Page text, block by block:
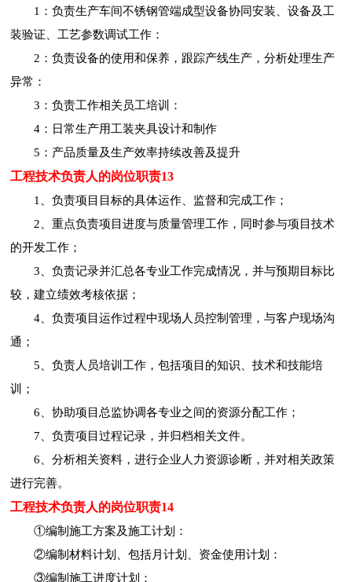
1：负责生产车间不锈钢管端成型设备协同安装、设备及工
装验证、工艺参数调试工作：
2：负责设备的使用和保养，跟踪产线生产，分析处理生产
异常：
3：负责工作相关员工培训：
4：日常生产用工装夹具设计和制作
5：产品质量及生产效率持续改善及提升
工程技术负责人的岗位职责13
1、负责项目目标的具体运作、监督和完成工作；
2、重点负责项目进度与质量管理工作，同时参与项目技术
的开发工作；
3、负责记录并汇总各专业工作完成情况，并与预期目标比
较，建立绩效考核依据；
4、负责项目运作过程中现场人员控制管理，与客户现场沟
通；
5、负责人员培训工作，包括项目的知识、技术和技能培
训；
6、协助项目总监协调各专业之间的资源分配工作；
7、负责项目过程记录，并归档相关文件。
6、分析相关资料，进行企业人力资源诊断，并对相关政策
进行完善。
工程技术负责人的岗位职责14
①编制施工方案及施工计划：
②编制材料计划、包括月计划、资金使用计划：
③编制施工进度计划：